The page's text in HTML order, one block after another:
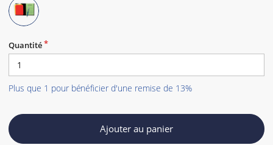
Quantité
Plus que 1 pour bénéficier d'une remise de 13%
Ajouter au panier